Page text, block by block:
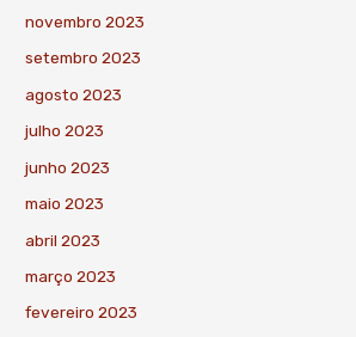
novembro 2023
setembro 2023
agosto 2023
julho 2023
junho 2023
maio 2023
abril 2023
março 2023
fevereiro 2023